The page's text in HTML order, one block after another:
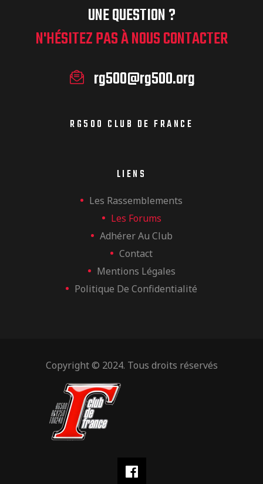
UNE QUESTION ?
N'HÉSITEZ PAS À NOUS CONTACTER
rg500@rg500.org
RG500 CLUB DE FRANCE
LIENS
Les Rassemblements
Les Forums
Adhérer Au Club
Contact
Mentions Légales
Politique De Confidentialité
Copyright © 2024. Tous droits réservés